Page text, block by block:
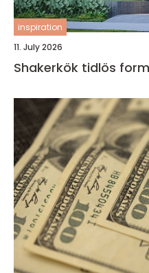
inspiration
11. July 2026
Shakerkök